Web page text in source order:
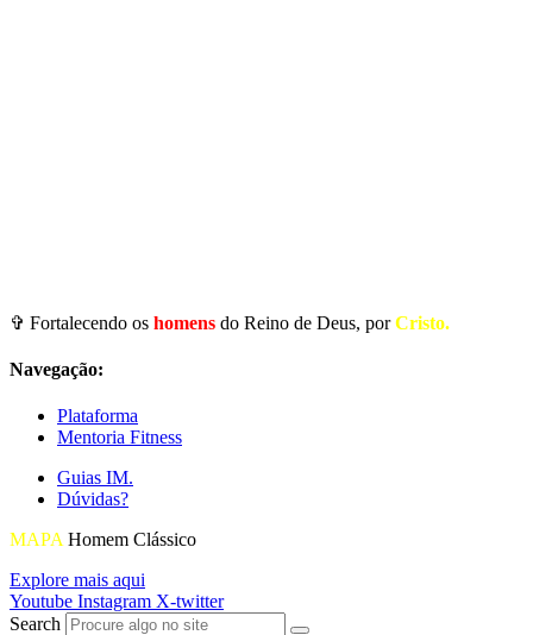
✞ Fortalecendo os homens do Reino de Deus, porCristo.
Navegação:
Plataforma
Mentoria Fitness
Guias IM.
Dúvidas?
MAPA Homem Clássico
Explore mais aqui
Youtube Instagram X-twitter
Search